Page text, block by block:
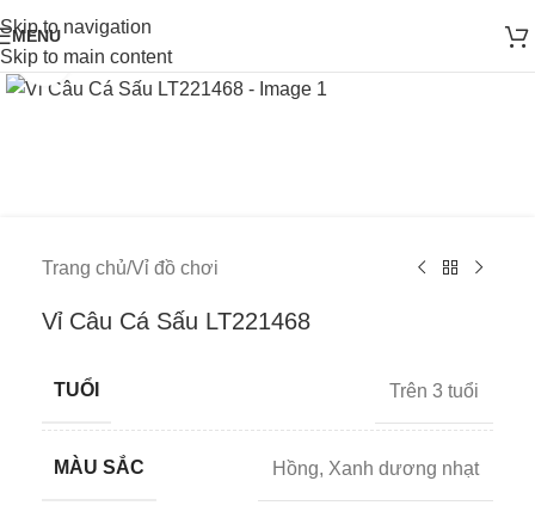
Skip to navigation
Skip to main content
MENU
Click to enlarge
Trang chủ/Vỉ đồ chơi
Vỉ Câu Cá Sấu LT221468
TUỔI Trên 3 tuổi
MÀU SẮC Hồng, Xanh dương nhạt